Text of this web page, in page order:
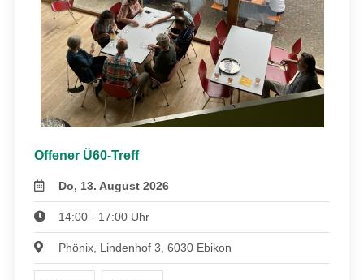
Offener Ü60-Treff
Do, 13. August 2026
14:00 - 17:00 Uhr
Phönix, Lindenhof 3, 6030 Ebikon